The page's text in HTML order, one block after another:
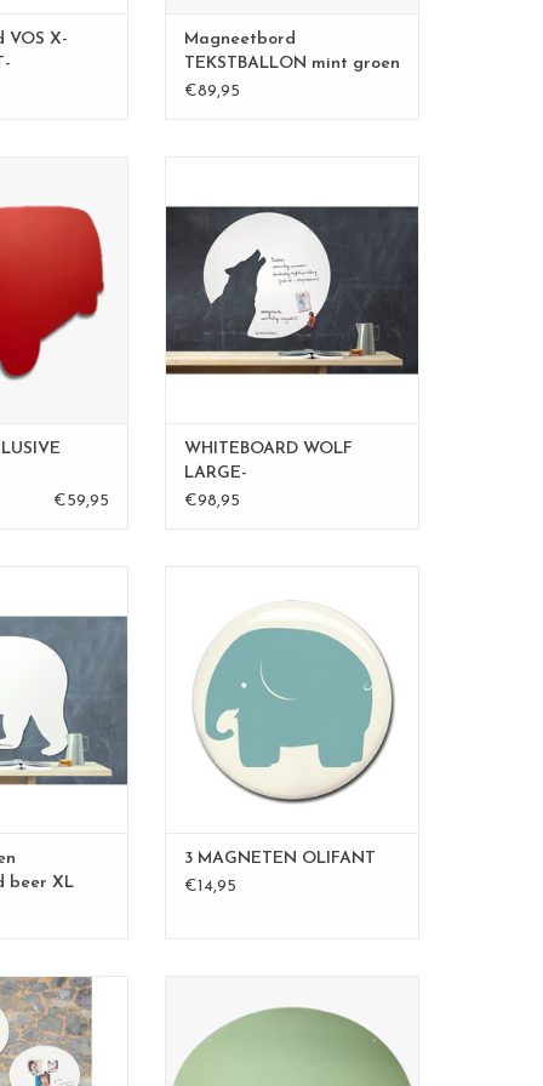
VOS X-
Magneetbord
TEKSTBALLON mint groen
€89,95
x 60cm
in een "order op
volgens jouw
/of keur.
€59,95
magneetbord wolf
Beschrijfbaar met een whiteboard
marker en magneetbord.
Ideaal voor je berichtjes naar je
huisgenoten, of jezelf!
formaat 67 x 70 cm
WHITEBOARD WOLF
LARGE-
€98,95
op te
en kaartjes of
hangen.
in Belgium
x 80 cm
met
beer XL
beschrijfbaar magneetbord,
krijtbord, geschenk voor kinderen,
geschenk voor communie,
geschenk geboorte, cadeau voor
hem, cadeau voor haar,
lifestyletips, leuke
interieurtips,whiteboard,
blackboard, memo board, writing
board,...
3 MAGNETEN OLIFANT
€14,95
whiteboard
whiteboardstift
strak design zonder rand
afmetingen: 50 x 60 cm